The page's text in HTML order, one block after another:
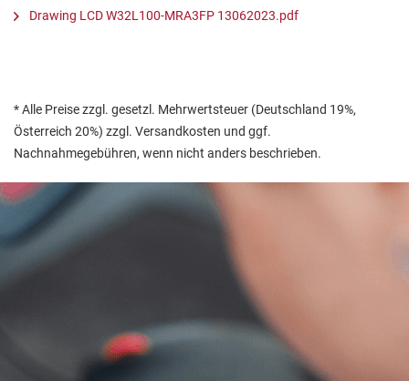
Drawing LCD W32L100-MRA3FP 13062023.pdf
* Alle Preise zzgl. gesetzl. Mehrwertsteuer (Deutschland 19%,
Österreich 20%) zzgl. Versandkosten und ggf.
Nachnahmegebühren, wenn nicht anders beschrieben.